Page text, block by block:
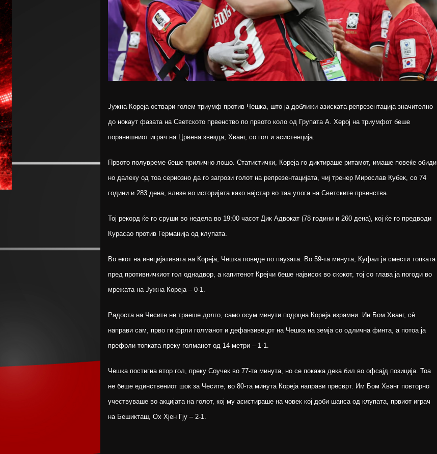
Јужна Кореја оствари голем триумф против Чешка, што ја доближи азиската репрезентација значително
до нокаут фазата на Светското првенство по првото коло од Групата А. Херој на триумфот беше
поранешниот играч на Црвена звезда, Хванг, со гол и асистенција.
Првото полувреме беше прилично лошо. Статистички, Кореја го диктираше ритамот, имаше повеќе обиди,
но далеку од тоа сериозно да го загрози голот на репрезентацијата, чиј тренер Мирослав Кубек, со 74
години и 283 дена, влезе во историјата како најстар во таа улога на Светските првенства.
Тој рекорд ќе го сруши во недела во 19:00 часот Дик Адвокат (78 години и 260 дена), кој ќе го предводи
Курасао против Германија од клупата.
Во екот на иницијативата на Кореја, Чешка поведе по паузата. Во 59-та минута, Куфал ја смести топката
пред противничкиот гол однадвор, а капитенот Крејчи беше највисок во скокот, тој со глава ја погоди во
мрежата на Јужна Кореја – 0-1.
Радоста на Чесите не траеше долго, само осум минути подоцна Кореја израмни. Ин Бом Хванг, сè
направи сам, прво ги фрли голманот и дефанзивецот на Чешка на земја со одлична финта, а потоа ја
префрли топката преку голманот од 14 метри – 1-1.
Чешка постигна втор гол, преку Соучек во 77-та минута, но се покажа дека бил во офсајд позиција. Тоа
не беше единствениот шок за Чесите, во 80-та минута Кореја направи пресврт. Им Бом Хванг повторно
учествуваше во акцијата на голот, кој му асистираше на човек кој доби шанса од клупата, првиот играч
на Бешикташ, Ох Хјен Гју – 2-1.